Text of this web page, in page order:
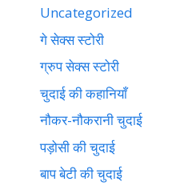
Uncategorized
गे सेक्स स्टोरी
ग्रुप सेक्स स्टोरी
चुदाई की कहानियाँ
नौकर-नौकरानी चुदाई
पड़ोसी की चुदाई
बाप बेटी की चुदाई